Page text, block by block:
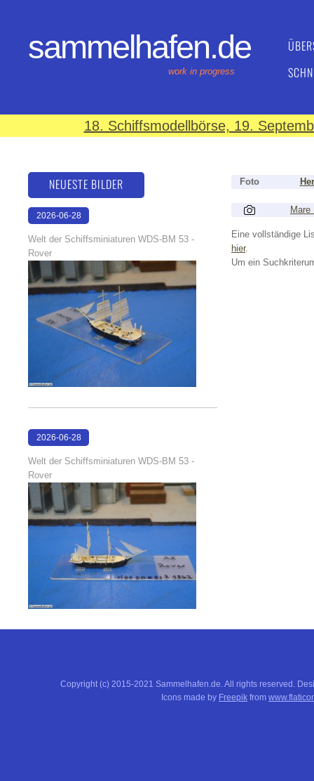
sammelhafen.de
work in progress
18. Schiffsmodellbörse, 19.
Foto
Mare
Eine vollständige
hier.
Um ein
NEUESTE BILDER
2026-06-28
Welt der Schiffsminiaturen WDS-BM 53 -
Rover
2026-06-28
Welt der Schiffsminiaturen WDS-BM 53 -
Rover
Copyright (c) 2015-2021 Sammelhafen.de. All rights reserved.
Icons made by Freepik from